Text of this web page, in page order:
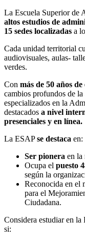
La Escuela Superior de
altos estudios de
15 sedes localizadas a
Cada unidad territorial
audiovisuales, aulas-
verdes.
Con más de 50 años
cambios profundos de
especializados en la
destacados a nivel
presenciales y en línea.
La ESAPse destaca en:
Ser pionera en la
Ocupa el puesto
según la
Reconocida en el
para el
Ciudadana.
Considera estudiar en
si: